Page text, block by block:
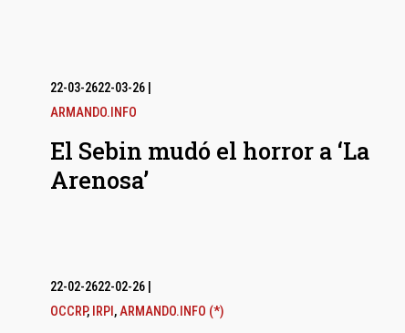
22-03-2622-03-26|
ARMANDO.INFO
El Sebin mudó el horror a ‘La
Arenosa’
22-02-2622-02-26|
OCCRP, IRPI ,ARMANDO.INFO (*)